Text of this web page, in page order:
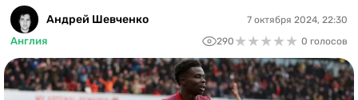
ЛЧ
ЧЕ-2028
Андрей Шевченко
Англия
7 октября 2024, 22:30
290 ★★★★★
★★★★★ 0 голосов